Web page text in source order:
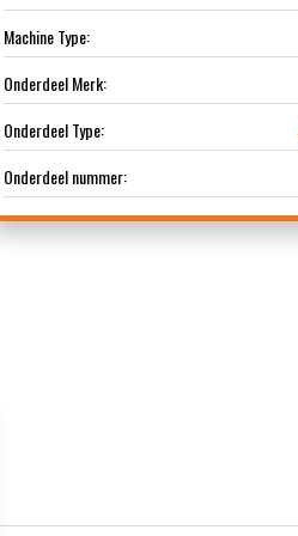
Machine Type:
Onderdeel Merk:
Onderdeel Type:
Onderdeel nummer: